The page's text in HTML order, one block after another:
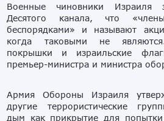
Военные чиновники Израиля
Десятого канала, что
беспорядками» и называют
когда таковыми не
покрышки и израильские
премьер-министра и министра
Армия Обороны Израиля
другие террористические
дым как прикрытие для попытки